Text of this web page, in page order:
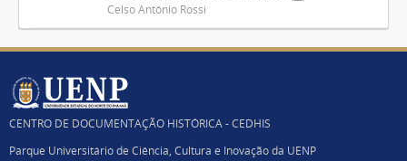
Celso Antônio Rossi
CENTRO DE DOCUMENTAÇÃO HISTÓRICA - CEDHIS
Parque Universitário de Ciência, Cultura e Inovação da UENP